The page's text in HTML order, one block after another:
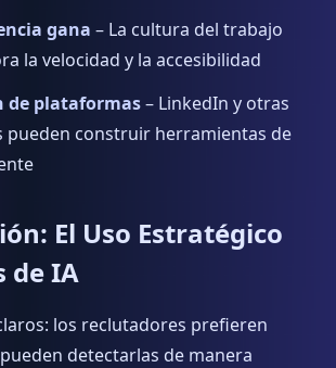
gana – La cultura del trabajo
la velocidad y la accesibilidad
de plataformas– LinkedIn y otras
pueden construir herramientas de
El Uso Estratégico
de IA
los reclutadores prefieren
detectarlas de manera